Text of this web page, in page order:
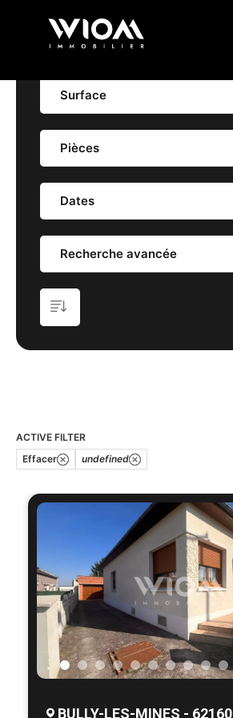
Prix
Surface
Pièces
Dates
Recherche avancée
ACTIVE FILTER
Effacer
undefined
BULLY-LES-MINES - 62160